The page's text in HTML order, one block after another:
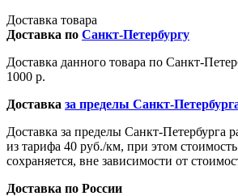
Доставка товара
Доставка по Санкт-Петербургу
Доставка данного товара по Санкт-
1000 р.
Доставка за пределы Санкт-
Доставка за пределы Санкт-Петербурга
из тарифа 40 руб./км, при этом
сохраняется, вне зависимости от
Доставка по России